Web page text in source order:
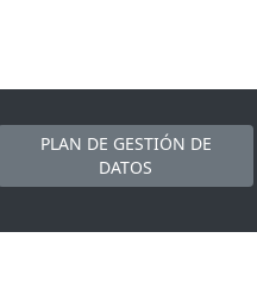
PLAN DE GESTIÓN DE
DATOS